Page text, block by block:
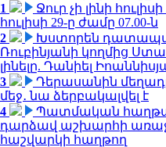
1
Ջուր չի լինի
հուլիսի 29-ը ժամը 07.00-ն
2
Խստորեն
Ռուբինյանի կողմից
լինելը. Դանիել
3
Դերասանին
մեջ․ նա ձերբակալվել է
4
Պատմական
դարձավ աշխարհի
հաշվարկի հաղթող